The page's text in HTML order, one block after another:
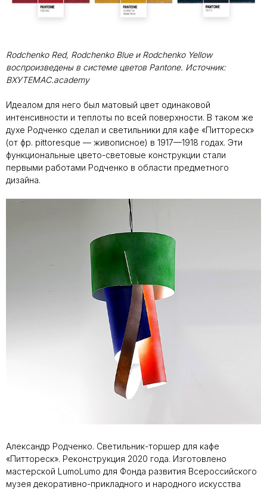
Rodchenko Red, Rodchenko Blue и Rodchenko Yellow
воспроизведены в системе цветов Pantone. Источник:
ВХУТЕМАС.academy
Идеалом для него был матовый цвет одинаковой
интенсивности и теплоты по всей поверхности. В таком же
духе Родченко сделал и светильники для кафе «Питтореск»
(от фр. pittoresque — живописное) в 1917—1918 годах. Эти
функциональные цвето-световые конструкции стали
первыми работами Родченко в области предметного
дизайна.
Александр Родченко. Светильник-торшер для кафе
«Питтореск». Реконструкция 2020 года. Изготовлено
мастерской LumoLumo для Фонда развития Всероссийского
музея декоративно-прикладного и народного искусства